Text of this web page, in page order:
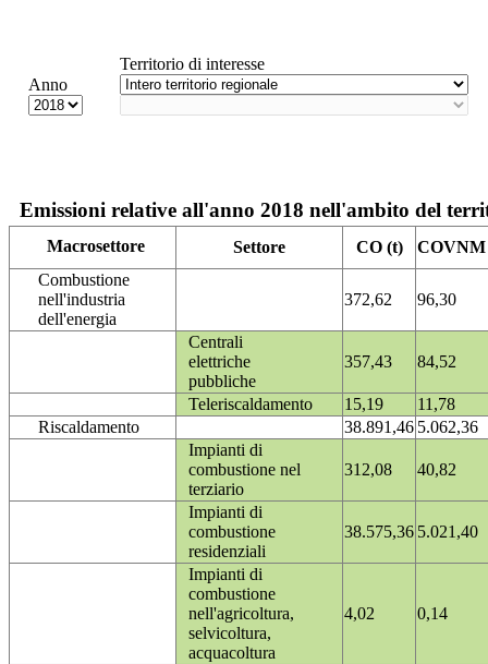
Anno
Territorio di interesse
Emissioni relative all'anno 2018 nell'ambito del
Macrosettore Settore CO (t)
COVNM
Combustione
nell'industria
dell'energia
372,62 96,30
Centrali
elettriche
pubbliche
357,43 84,52
Teleriscaldamento 15,19
11,78
Riscaldamento
38.891,46 5.062,36
Impianti di
combustione nel
terziario
312,08 40,82
Impianti di
combustione
residenziali
38.575,36 5.021,40
Impianti di
combustione
nell'agricoltura,
selvicoltura,
acquacoltura
4,02 0,14